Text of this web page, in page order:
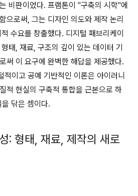
비판이었다. 프램톤이 "구축의 시학"에
으로써, 그는 디자인 의도와 제작 논리
수요를 창출했다. 디지털 패브리케이
태, 재료, 구조의 깊이 있는 데이터 기
써 이 요구에 완벽한 해답을 제공했다.
적이고 공예 기반적인 이론은 아이러니
적 현실의 구축적 통합을 근본으로 하
닦은 셈이다.
: 형태, 재료, 제작의 새로